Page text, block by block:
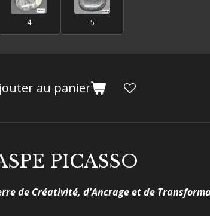
4 5
au panier
PICASSO
de Créativité, d'Ancrage et de